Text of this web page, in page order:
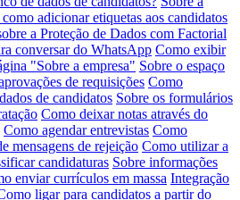
como adicionar etiquetas aos candidatos
a Proteção de Dados com Factorial
conversar do WhatsApp Como exibir
"Sobre a empresa" Sobre o espaço
de requisições Como
de candidatos Sobre os formulários
Como deixar notas através do
Como agendar entrevistas Como
mensagens de rejeição Como utilizar a
candidaturas Sobre informações
enviar currículos em massa Integração
ligar para candidatos a partir do